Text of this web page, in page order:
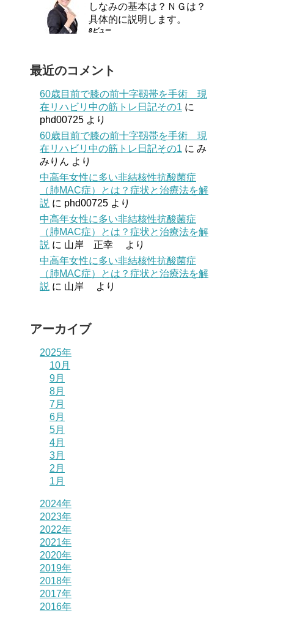
しなみの基本は？ＮＧは？
具体的に説明します。
8ビュー
最近のコメント
60歳目前で膝の前十字靱帯を手術 現
在リハビリ中の筋トレ日記その1 に
phd00725 より
60歳目前で膝の前十字靱帯を手術 現
在リハビリ中の筋トレ日記その1 に み
みりん より
中高年女性に多い非結核性抗酸菌症
（肺MAC症）とは？症状と治療法を解
説 に phd00725 より
中高年女性に多い非結核性抗酸菌症
（肺MAC症）とは？症状と治療法を解
説 に 山岸 正幸
より
中高年女性に多い非結核性抗酸菌症
（肺MAC症）とは？症状と治療法を解
説 に 山岸 より
アーカイブ
2025年
10月
9月
8月
7月
6月
5月
4月
3月
2月
1月
2024年
2023年
2022年
2021年
2020年
2019年
2018年
2017年
2016年